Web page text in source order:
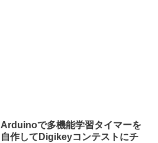
Arduinoで多機能学習タイマーを
自作してDigikeyコンテストにチ